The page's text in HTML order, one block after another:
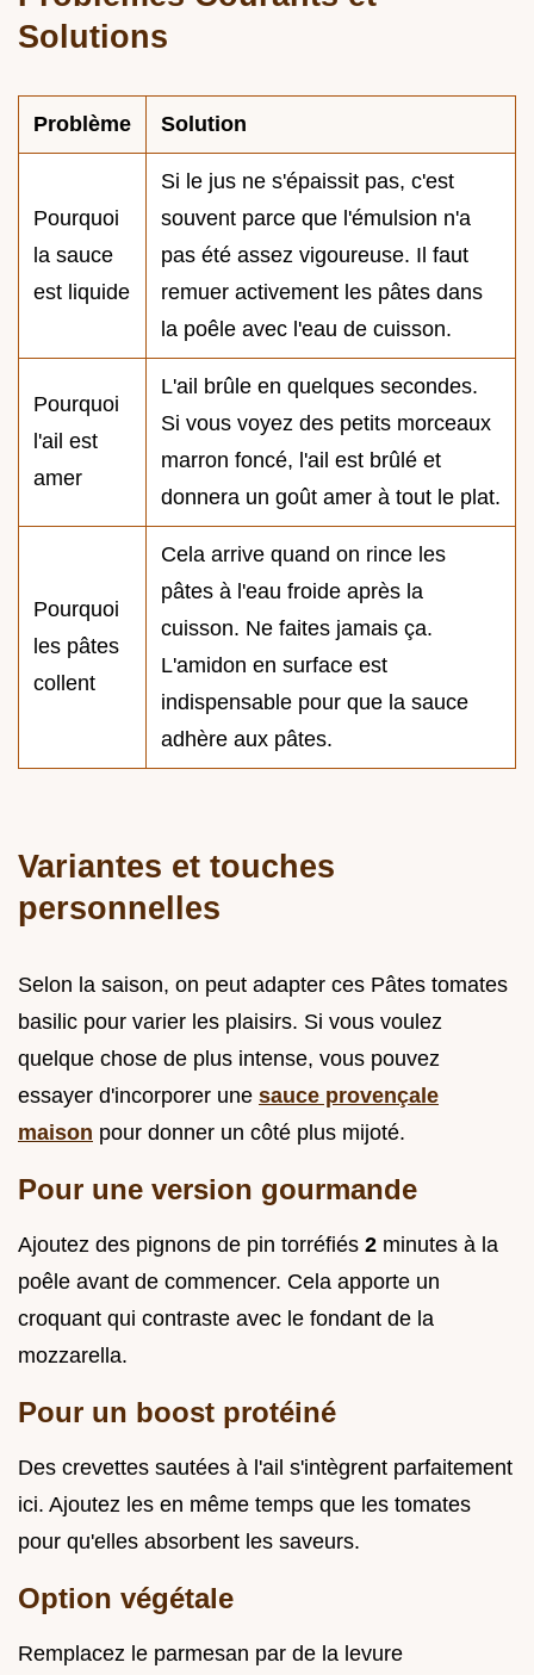
Solutions
Problème Solution
Pourquoi
la sauce
est liquide
Si le jus ne s'épaissit pas, c'est
souvent parce que l'émulsion n'a
pas été assez vigoureuse. Il faut
remuer activement les pâtes dans
la poêle avec l'eau de cuisson.
Pourquoi
l'ail est
amer
L'ail brûle en quelques secondes.
Si vous voyez des petits morceaux
marron foncé, l'ail est brûlé et
donnera un goût amer à tout le plat.
Pourquoi
les pâtes
collent
Cela arrive quand on rince les
pâtes à l'eau froide après la
cuisson. Ne faites jamais ça.
L'amidon en surface est
indispensable pour que la sauce
adhère aux pâtes.
Variantes et touches
personnelles
Selon la saison, on peut adapter ces Pâtes tomates
basilic pour varier les plaisirs. Si vous voulez
quelque chose de plus intense, vous pouvez
essayer d'incorporer une sauce provençale
maison pour donner un côté plus mijoté.
Pour une version gourmande
Ajoutez des pignons de pin torréfiés 2 minutes à la
poêle avant de commencer. Cela apporte un
croquant qui contraste avec le fondant de la
mozzarella.
Pour un boost protéiné
Des crevettes sautées à l'ail s'intègrent parfaitement
ici. Ajoutez les en même temps que les tomates
pour qu'elles absorbent les saveurs.
Option végétale
Remplacez le parmesan par de la levure